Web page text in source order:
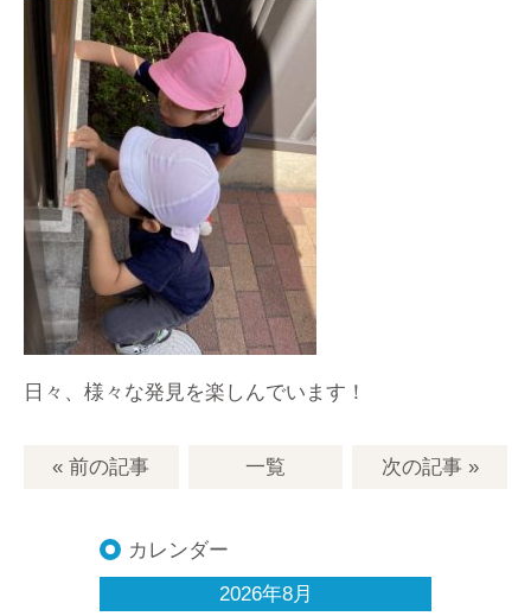
日々、様々な発見を楽しんでいます！
« 前の記事 一覧 次の記事»
カレンダー
2026年8月